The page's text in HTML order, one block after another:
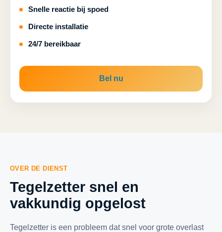
Snelle reactie bij spoed
Directe installatie
24/7 bereikbaar
Bel nu
OVER DE DIENST
Tegelzetter snel en
vakkundig opgelost
Tegelzetter is een probleem dat snel voor grote overlast